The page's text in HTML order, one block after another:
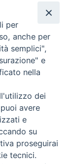
riservati - Vita
Torna
per
anche per
semplici",
e
nella
dei
avere
e
su
proseguirai
tecnici.